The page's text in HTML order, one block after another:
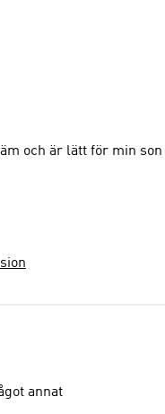
och är lätt för min
så beställa något annat